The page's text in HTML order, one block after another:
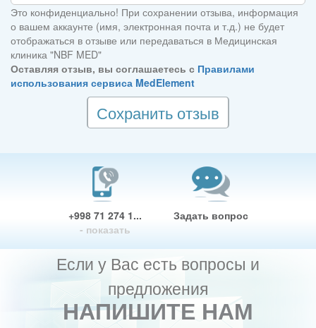
Это конфиденциально! При сохранении отзыва, информация
о вашем аккаунте (имя, электронная почта и т.д.) не будет
отображаться в отзыве или передаваться в Медицинская
клиника "NBF MED"
Оставляя отзыв, вы соглашаетесь с Правилами
использования сервиса MedElement
Сохранить отзыв
+998 71 274 1...
- показать
Задать вопрос
Если у Вас есть вопросы и
предложения
НАПИШИТЕ НАМ